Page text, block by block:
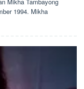
1994. Mikha